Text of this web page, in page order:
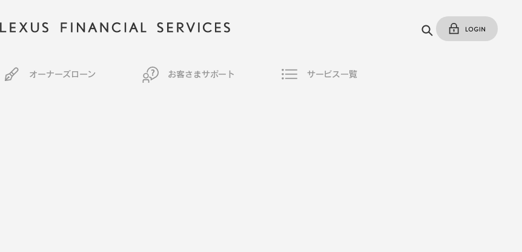
オーナーズローン お客さまサポート サービス一覧